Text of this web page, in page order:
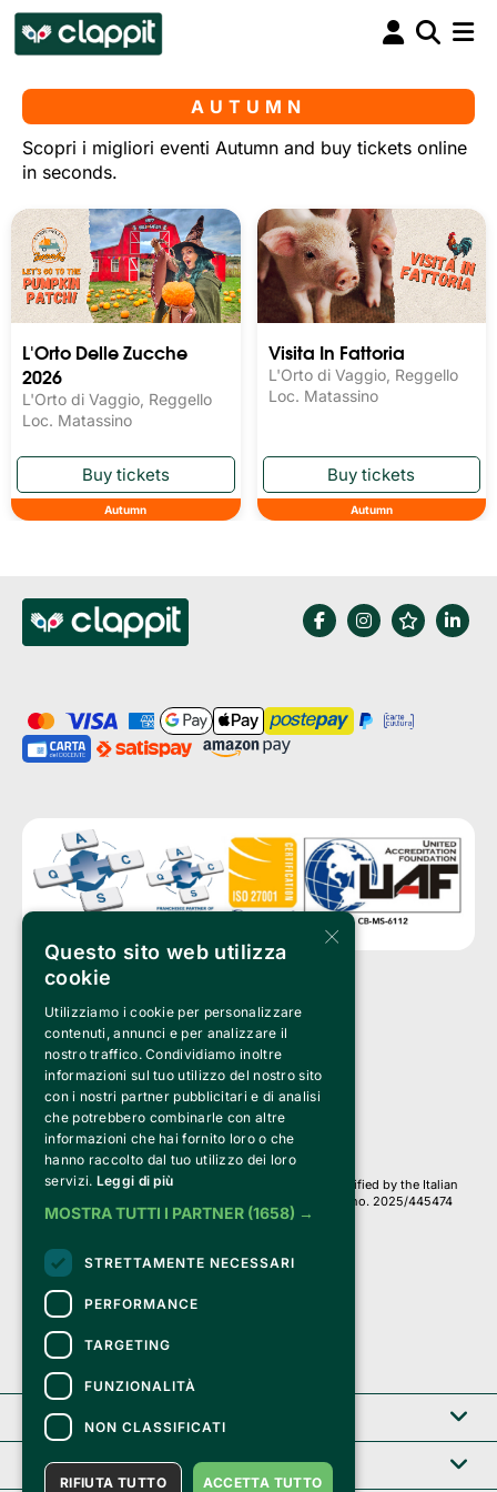
AUTUMN
Scopri i migliori eventi Autumn and buy tickets online
in seconds.
L'Orto Delle Zucche
2026
L'Orto di Vaggio, Reggello
Loc. Matassino
Autumn
Visita In Fattoria
L'Orto di Vaggio, Reggello
Loc. Matassino
Autumn
Clappit is a trademark of:
Bemils Srl
a Socio Unico
Via Fosse Ardeatine, 4 -20092 Cinisello Balsamo (MI)
PI 05589050961
Iscr. C.C.I.A.A. Milano R.E.A. 1833471
© 2010-2025 Bemils Srl - All rights reserved
Credits:
Clappit is based on the Belive 6.2 ticketing platform, certified by the Italian
Revenue Agency (Agenzia delle Entrate) under protocol no. 2025/445474
dated November 6, 2025.
On Clappit your purchases and your data
they are secure and protected by an SSL certificate
with 128-bit encryption.
Clappit
Help center
×
Questo sito web utilizza
cookie
Utilizziamo i cookie per personalizzare
contenuti, annunci e per analizzare il
nostro traffico. Condividiamo inoltre
informazioni sul tuo utilizzo del nostro sito
con i nostri partner pubblicitari e di analisi
che potrebbero combinarle con altre
informazioni che hai fornito loro o che
hanno raccolto dal tuo utilizzo dei loro
servizi. Leggi di più
MOSTRA TUTTI I PARTNER (1658) →
STRETTAMENTE NECESSARI
PERFORMANCE
TARGETING
FUNZIONALITÀ
NON CLASSIFICATI
ACCETTA TUTTO
RIFIUTA TUTTO